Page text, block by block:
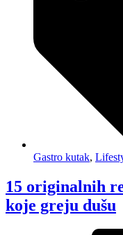
Gastro kutak,
15 originalnih
koje greju dušu